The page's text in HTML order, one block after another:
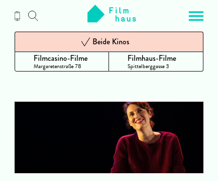
Inhalt
Filmcasino-Filme
Margaretenstraße 78
Beide Kinos
Filmhaus-Filme
Spittelberggasse 3